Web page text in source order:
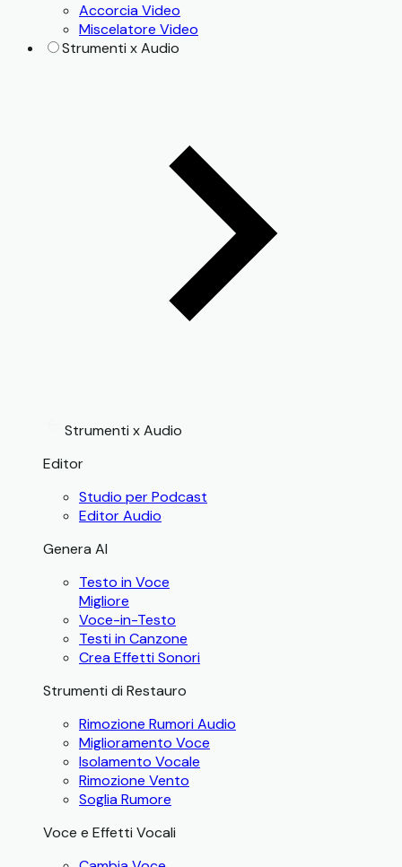
Accorcia Video
Miscelatore Video
Strumenti x Audio
Strumenti x Audio
Editor
Studio per Podcast
Editor Audio
Genera AI
Testo in Voce
Migliore
Voce-in-Testo
Testi in Canzone
Crea Effetti Sonori
Strumenti di Restauro
Rimozione Rumori Audio
Miglioramento Voce
Isolamento Vocale
Rimozione Vento
Soglia Rumore
Voce e Effetti Vocali